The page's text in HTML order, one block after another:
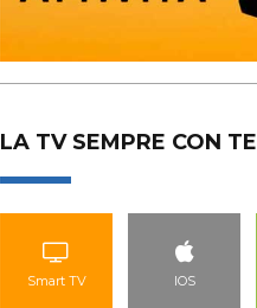
LA TV SEMPRE CON TE
Smart TV IOS